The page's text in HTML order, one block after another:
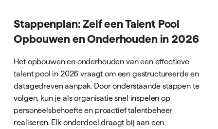
Stappenplan: Zelf een Talent Pool
Opbouwen en Onderhouden in 2026
Het opbouwen en onderhouden van een effectieve
talent pool in 2026 vraagt om een gestructureerde en
datagedreven aanpak. Door onderstaande stappen te
volgen, kun je als organisatie snel inspelen op
personeelsbehoefte en proactief talentbeheer
realiseren. Elk onderdeel draagt bij aan een